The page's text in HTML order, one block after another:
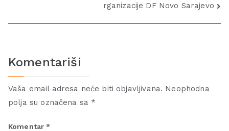
rganizacije DF Novo Sarajevo
Komentariši
Vaša email adresa neće biti objavljivana. Neophodna
polja su označena sa *
Komentar*